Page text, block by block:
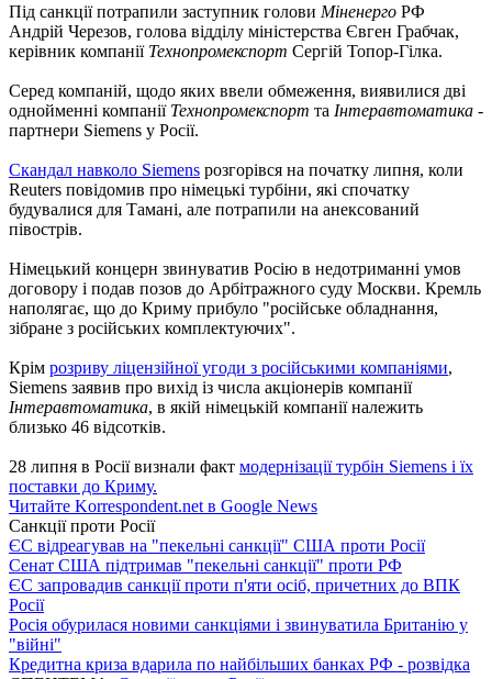
Під санкції потрапили заступник голови Міненерго РФ
Андрій Черезов, голова відділу міністерства Євген Грабчак,
керівник компанії Технопромекспорт Сергій Топор-Гілка.
Серед компаній, щодо яких ввели обмеження, виявилися дві
однойменні компанії Технопромекспорт та Інтеравтоматика -
партнери Siemens у Росії.
Скандал навколо Siemens розгорівся на початку липня, коли
Reuters повідомив про німецькі турбіни, які спочатку
будувалися для Тамані, але потрапили на анексований
півострів.
Німецький концерн звинуватив Росію в недотриманні умов
договору і подав позов до Арбітражного суду Москви. Кремль
наполягає, що до Криму прибуло "російське обладнання,
зібране з російських комплектуючих".
Крім розриву ліцензійної угоди з російськими компаніями,
Siemens заявив про вихід із числа акціонерів компанії
Інтеравтоматика, в якій німецькій компанії належить
близько 46 відсотків.
28 липня в Росії визнали факт модернізації турбін Siemens і їх
поставки до Криму.
Читайте Korrespondent.net в Google News
Санкції проти Росії
ЄС відреагував на "пекельні санкції" США проти Росії
Сенат США підтримав "пекельні санкції" проти РФ
ЄС запровадив санкції проти п'яти осіб, причетних до ВПК
Росії
Росія обурилася новими санкціями і звинуватила Британію у
"війні"
Кредитна криза вдарила по найбільших банках РФ - розвідка